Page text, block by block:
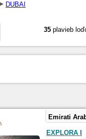
DUBAI
35 plavieb
Emirati
EXPLORA I